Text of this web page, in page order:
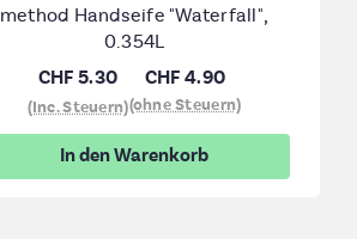
method Handseife "Waterfall",
0.354L
CHF 5.30
(Inc. Steuern)
CHF 4.90
(ohne Steuern)
In den Warenkorb